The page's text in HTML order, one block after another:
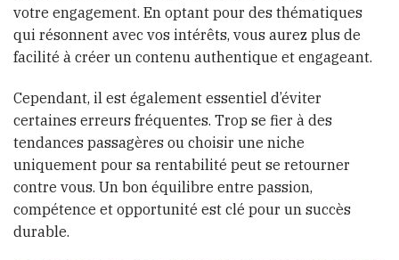
votre engagement. En optant pour des thématiques
qui résonnent avec vos intérêts, vous aurez plus de
facilité à créer un contenu authentique et engageant.
Cependant, il est également essentiel d’éviter
certaines erreurs fréquentes. Trop se fier à des
tendances passagères ou choisir une niche
uniquement pour sa rentabilité peut se retourner
contre vous. Un bon équilibre entre passion,
compétence et opportunité est clé pour un succès
durable.